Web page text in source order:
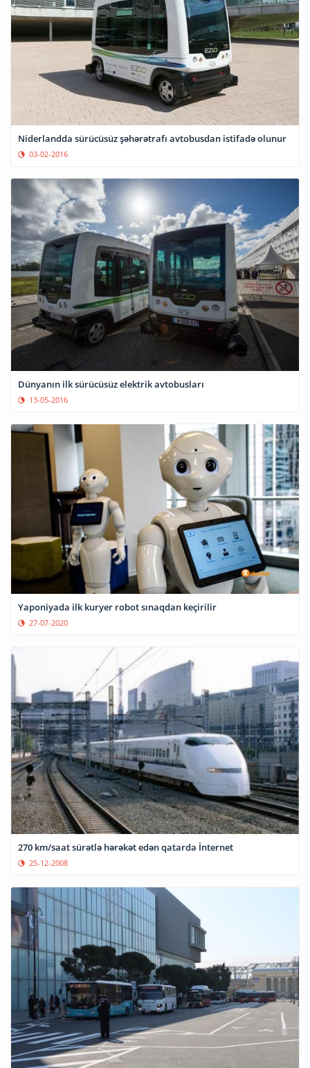
Niderlandda sürücüsüz şəhərətrafı avtobusdan istifadə olunur
03-02-2016
Dünyanın ilk sürücüsüz elektrik avtobusları
13-05-2016
Yaponiyada ilk kuryer robot sınaqdan keçirilir
27-07-2020
270 km/saat sürətlə hərəkət edən qatarda İnternet
25-12-2008